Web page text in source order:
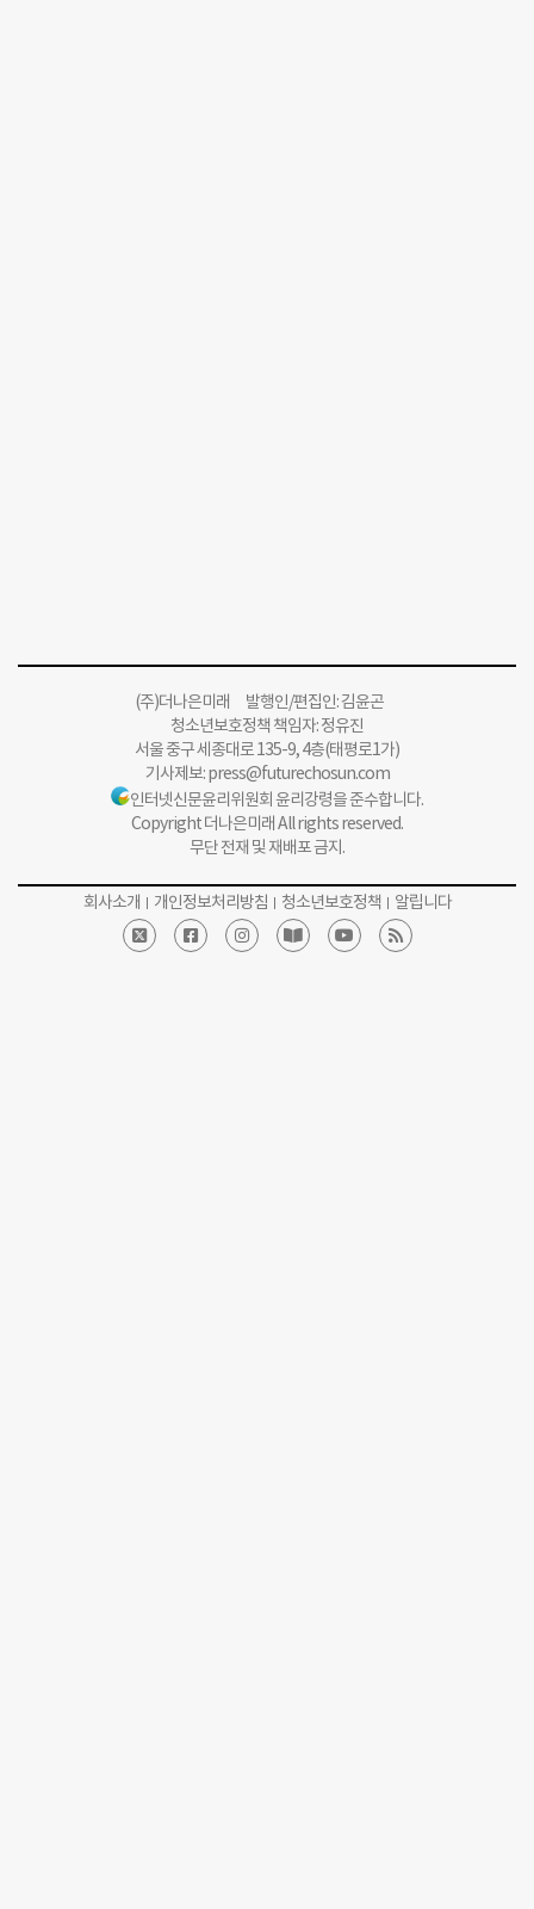
(주)더나은미래 발행인/편집인: 김윤곤
청소년보호정책 책임자: 정유진
서울 중구 세종대로 135-9, 4층(태평로1가)
기사제보:press@futurechosun.com
인터넷신문윤리위원회 윤리강령을 준수합니다.
Copyright 더나은미래 All rights reserved.
무단 전재 및 재배포 금지.
회사소개 개인정보처리방침 청소년보호정책 알립니다